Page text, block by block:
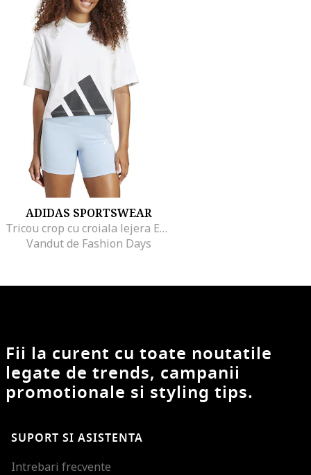
ADIDAS SPORTSWEAR
Tricou crop cu croiala lejera Essential, Alb
Vandut de Fashion Days
Fii la curent cu toate noutatile
legate de trends, campanii
promotionale si styling tips.
SUPORT SI ASISTENTA
Intrebari frecvente